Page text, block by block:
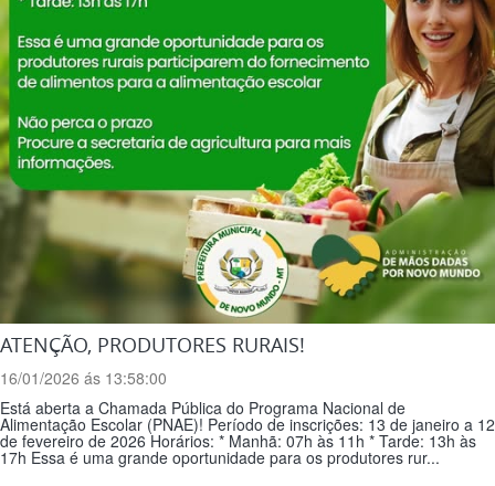
ATENÇÃO, PRODUTORES RURAIS!
16/01/2026 ás 13:58:00
Está aberta a Chamada Pública do Programa Nacional de
Alimentação Escolar (PNAE)! Período de inscrições: 13 de janeiro a 12
de fevereiro de 2026 Horários: * Manhã: 07h às 11h * Tarde: 13h às
17h Essa é uma grande oportunidade para os produtores rur...